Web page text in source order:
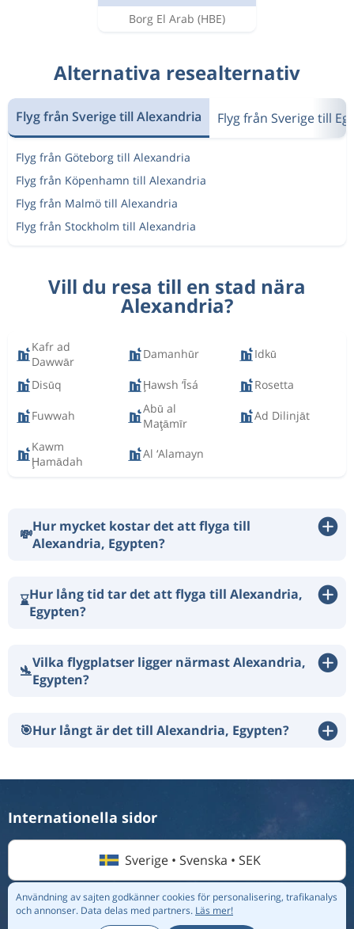
Borg El Arab (HBE)
Alternativa resealternativ
Flyg från Sverige till Alexandria Flyg från Sverige till
Flyg från Göteborg till Alexandria
Flyg från Köpenhamn till Alexandria
Flyg från Malmö till Alexandria
Flyg från Stockholm till Alexandria
Vill du resa till en stad nära
Alexandria?
Kafr ad
Dawwār
Damanhūr Idkū
Disūq Ḩawsh ‘Īsá Rosetta
Fuwwah
Abū al
Maţāmīr
Ad Dilinjāt
Kawm
Ḩamādah
Al ‘Alamayn
💸Hur mycket kostar det att flyga till
Alexandria, Egypten?
⌛Hur lång tid tar det att flyga till Alexandria,
Egypten?
🛬Vilka flygplatser ligger närmast Alexandria,
Egypten?
🎯Hur långt är det till Alexandria, Egypten?
Användning av sajten godkänner cookies för personalisering, trafikanalys
och annonser. Data delas med partners. Läs mer!
Internationella sidor
Sverige • Svenska • SEK
Destinationer|Flygbolag